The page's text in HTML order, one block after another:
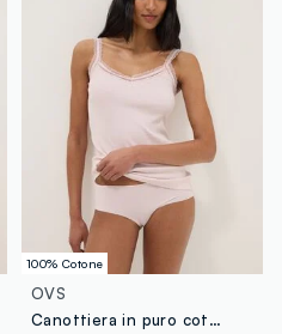
100% Cotone
OVS
Canottiera in puro cotone rosa regular fit con bordo in pizzo